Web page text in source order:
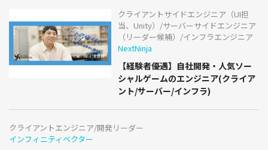
クライアントサイドエンジニア（UI担
当、Unity）/サーバーサイドエンジニア
（リーダー候補）/インフラエンジニア
NextNinja
【経験者優遇】自社開発・人気ソー
シャルゲームのエンジニア(クライア
ント/サーバー/インフラ)
クライアントエンジニア/開発リーダー
インフィニティベクター